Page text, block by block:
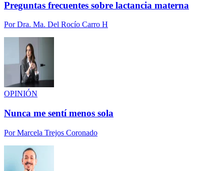
Preguntas frecuentes sobre lactancia materna
PorDra. Ma. Del Rocío Carro H
OPINIÓN
Nunca me sentí menos sola
PorMarcela Trejos Coronado